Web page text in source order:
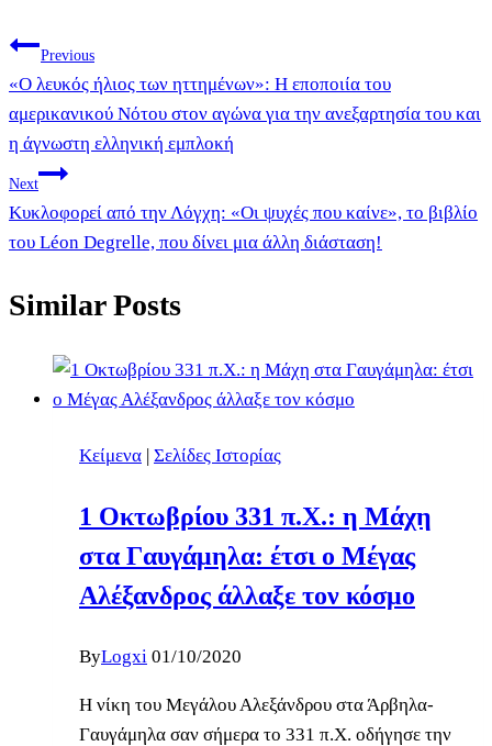
Previous
«Ο λευκός ήλιος των ηττημένων»: Η εποποιία του
αμερικανικού Νότου στον αγώνα για την ανεξαρτησία του και
η άγνωστη ελληνική εμπλοκή
Next
Κυκλοφορεί από την Λόγχη: «Οι ψυχές που καίνε», το βιβλίο
του Léon Degrelle, που δίνει μια άλλη διάσταση!
Similar Posts
Κείμενα | Σελίδες Ιστορίας
1 Οκτωβρίου 331 π.Χ.: η Μάχη
στα Γαυγάμηλα: έτσι ο Μέγας
Αλέξανδρος άλλαξε τον κόσμο
ByLogxi 01/10/2020
Η νίκη του Μεγάλου Αλεξάνδρου στα Άρβηλα-
Γαυγάμηλα σαν σήμερα το 331 π.Χ. οδήγησε την